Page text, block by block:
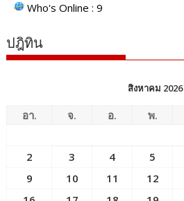
Who's Online : 9
ปฎิทิน
สิงหาคม 2026
อา. จ. อ. พ.
2
3 4 5
9
10 11 12